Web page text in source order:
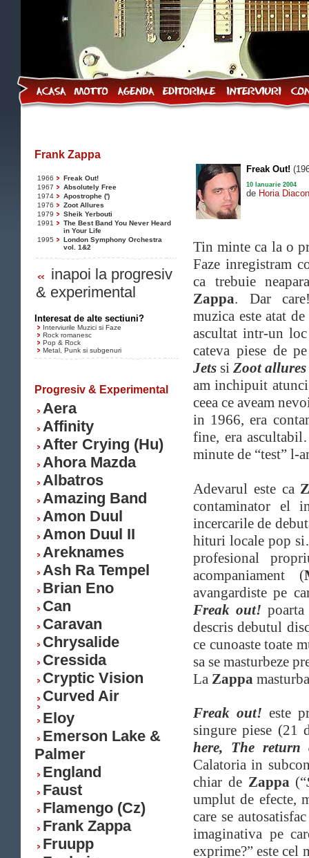
Frank Zappa
1966
Freak Out!
1967
Absolutely Free
1974
Apostrophe (')
1976
Zoot Allures
1979
Sheik Yerbouti
1991
The Best Band You Never Heard
in Your Life
1995
London Symphony Orchestra
vol. 1&2
inapoi la progresiv
& experimental
Interesat de alte sectiuni?
Interviurile Muzici si Faze
Rock romanesc
Pop & Rock
Metal, Punk si subgenuri
Progresiv & Experimental
Aera
Affinity
After Crying (Hu)
Ahora Mazda
Albatros
Amazing Band
Amon Duul
Amon Duul II
Areknames
Ash Ra Tempel
Brian Eno
Can
Caravan
Chrysalide
Cressida
Cryptic Vision
Curved Air
Eloy
Emerson Lake &
Palmer
England
Faust
Flamengo (Cz)
Frank Zappa
Fruupp
Freak Out!
10 Ianuarie 2004
de Horia
Tin minte ca la o
Faze inregistram
ca trebuie
Zappa. Dar
muzica este atat
ascultat intr-un
cateva piese de
Jets si Zoot allures
am inchipuit
ceea ce aveam
in 1966, era
fine, era
minute de “test” l-
Adevarul este ca
contaminator el
incercarile de
hituri locale pop
profesional
acompaniament (
avangardiste pe
Freak out!
descris debutul
ce cunoaste toate
sa se masturbeze
La Zappa
Freak out! este
singure piese
here, The return
Calatoria in
chiar de Zappa(“
umplut de efecte,
care se
imaginativa pe
exprime?” este cel